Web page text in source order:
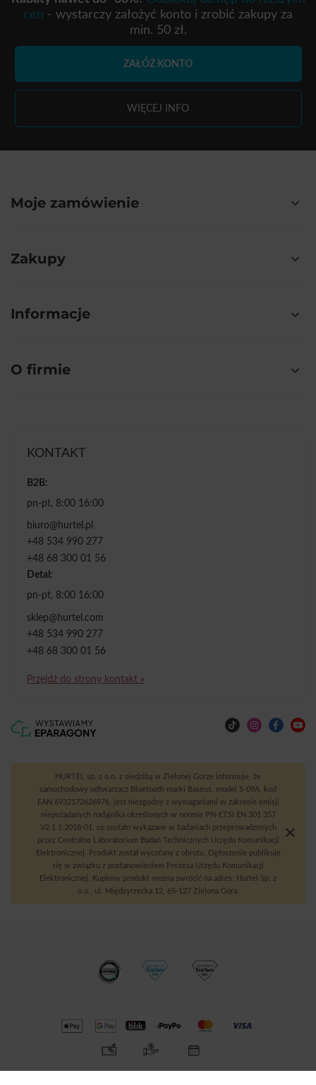
cen - wystarczy założyć konto i zrobić zakupy za
min. 50 zł.
ZAŁÓŻ KONTO
WIĘCEJ INFO
Moje zamówienie
Zakupy
Informacje
O firmie
KONTAKT
B2B:
pn-pt, 8:00 16:00
biuro@hurtel.pl
+48 534 990 277
+48 68 300 01 56
Detal:
pn-pt, 8:00 16:00
sklep@hurtel.com
+48 534 990 277
+48 68 300 01 56
Przejdź do strony kontakt »
HURTEL sp. z o.o. z siedzibą w Zielonej Górze informuje, że
samochodowy odtwarzacz Bluetooth marki Baseus, model S-09A, kod
EAN 6932172626976, jest niezgodny z wymaganiami w zakresie emisji
niepożądanych nadajnika określonych w normie PN-ETSI EN 301 357
V2.1.1:2018-01, co zostało wykazane w badaniach przeprowadzonych
przez Centralne Laboratorium Badań Technicznych Urzędu Komunikacji
Elektronicznej. Produkt został wycofany z obrotu. Ogłoszenie publikuje
się w związku z postanowieniem Prezesa Urzędu Komunikacji
Elektronicznej. Kupiony produkt można zwrócić na adres: Hurtel Sp. z
o.o., ul. Międzyrzecka 12, 65-127 Zielona Góra.